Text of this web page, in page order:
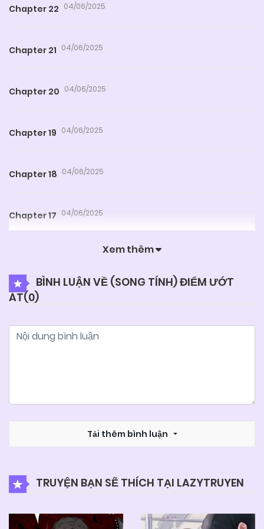
Chapter 22 04/06/2025
Chapter 21 04/06/2025
Chapter 20 04/06/2025
Chapter 19 04/06/2025
Chapter 18 04/06/2025
Chapter 17 04/06/2025
04/06/2025
Chapter 15
Chapter 14 04/06/2025
Xem thêm
BÌNH LUẬN VỀ (SONG TÍNH) ĐIỂM ƯỚT
ÁT(0)
Tải thêm bình luận
TRUYỆN BẠN SẼ THÍCH TẠI LAZYTRUYEN